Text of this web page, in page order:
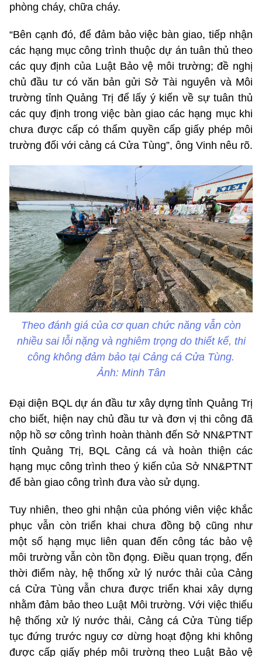
phòng cháy, chữa cháy.
“Bên cạnh đó, để đảm bảo việc bàn giao, tiếp nhận
các hạng mục công trình thuộc dự án tuân thủ theo
các quy định của Luật Bảo vệ môi trường; đề nghị
chủ đầu tư có văn bản gửi Sở Tài nguyên và Môi
trường tỉnh Quảng Trị để lấy ý kiến về sự tuân thủ
các quy định trong việc bàn giao các hạng mục khi
chưa được cấp có thẩm quyền cấp giấy phép môi
trường đối với cảng cá Cửa Tùng”, ông Vinh nêu rõ.
Theo đánh giá của cơ quan chức năng vẫn còn
nhiều sai lỗi nặng và nghiêm trọng do thiết kế, thi
công không đảm bảo tại Cảng cá Cửa Tùng.
Ảnh: Minh Tân
Đại diện BQL dự án đầu tư xây dựng tỉnh Quảng Trị
cho biết, hiện nay chủ đầu tư và đơn vị thi công đã
nộp hồ sơ công trình hoàn thành đến Sở NN&PTNT
tỉnh Quảng Trị, BQL Cảng cá và hoàn thiện các
hạng mục công trình theo ý kiến của Sở NN&PTNT
để bàn giao công trình đưa vào sử dụng.
Tuy nhiên, theo ghi nhận của phóng viên việc khắc
phục vẫn còn triển khai chưa đồng bộ cũng như
một số hạng mục liên quan đến công tác bảo vệ
môi trường vẫn còn tồn đọng. Điều quan trọng, đến
thời điểm này, hệ thống xử lý nước thải của Cảng
cá Cửa Tùng vẫn chưa được triển khai xây dựng
nhằm đảm bảo theo Luật Môi trường. Với việc thiếu
hệ thống xử lý nước thải, Cảng cá Cửa Tùng tiếp
tục đứng trước nguy cơ dừng hoạt động khi không
được cấp giấy phép môi trường theo Luật Bảo vệ